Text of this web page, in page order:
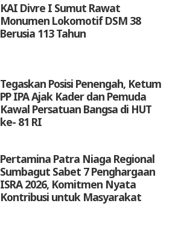
KAI Divre I Sumut Rawat
Monumen Lokomotif DSM 38
Berusia 113 Tahun
Tegaskan Posisi Penengah, Ketum
PP IPA Ajak Kader dan Pemuda
Kawal Persatuan Bangsa di HUT
ke- 81 RI
Pertamina Patra Niaga Regional
Sumbagut Sabet 7 Penghargaan
ISRA 2026, Komitmen Nyata
Kontribusi untuk Masyarakat